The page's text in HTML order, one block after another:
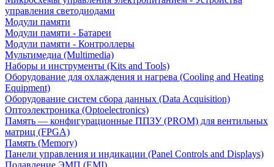
управления светодиодами
Модули памяти
Модули памяти - Батареи
Модули памяти - Контроллеры
Мультимедиа (Multimedia)
Наборы и инструменты (Kits and Tools)
Оборудование для охлаждения и нагрева (Cooling and Heating
Equipment)
Оборудование систем сбора данных (Data Acquisition)
Оптоэлектроника (Optoelectronics)
Память — конфигурационные ППЗУ (PROM) для вентильных
матриц (FPGA)
Память (Memory)
Панели управления и индикации (Panel Controls and Displays)
Подавление ЭМП (EMI)